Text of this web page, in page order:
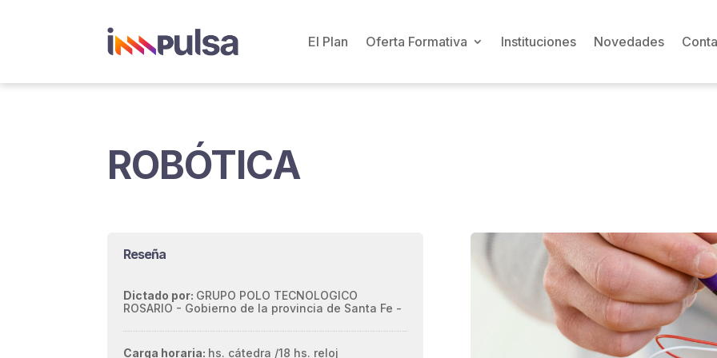
El Plan Oferta Formativa Instituciones Novedades
ROBÓTICA
Reseña
Dictado por: GRUPO POLO TECNOLOGICO
ROSARIO - Gobierno de la provincia de Santa Fe -
Carga horaria: hs. cátedra /18 hs. reloj